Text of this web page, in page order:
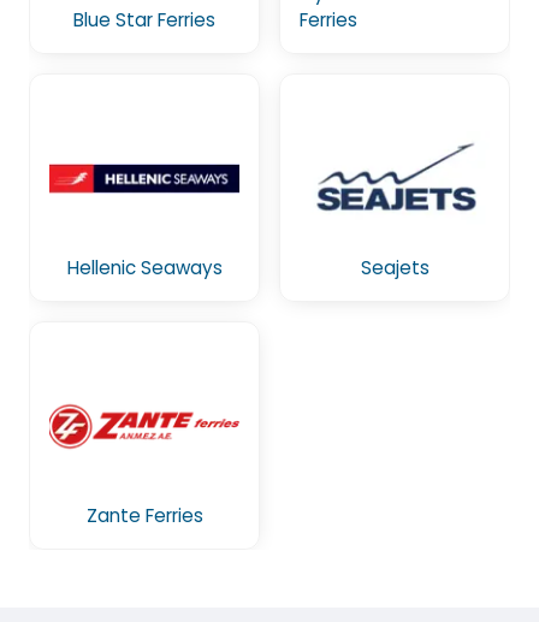
Blue Star Ferries
Ferries
Hellenic Seaways Seajets
Zante Ferries